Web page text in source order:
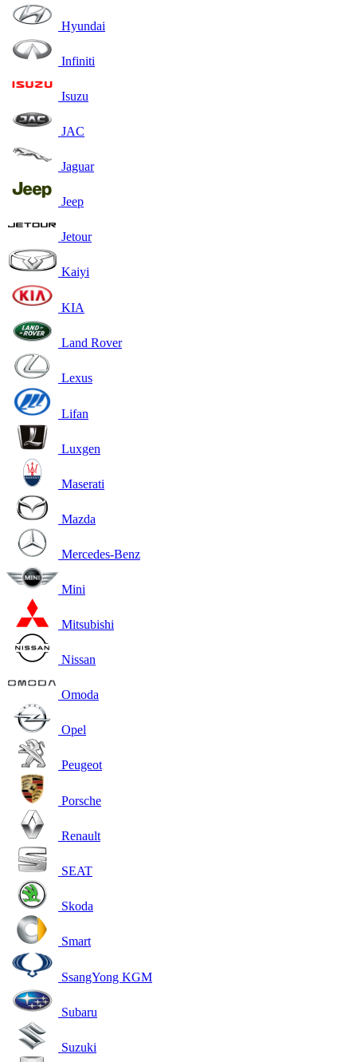
Hyundai
Infiniti
Isuzu
JAC
Jaguar
Jeep
Jetour
Kaiyi
KIA
Land Rover
Lexus
Lifan
Luxgen
Maserati
Mazda
Mercedes-Benz
Mini
Mitsubishi
Nissan
Omoda
Opel
Peugeot
Porsche
Renault
SEAT
Skoda
Smart
SsangYong KGM
Subaru
Suzuki